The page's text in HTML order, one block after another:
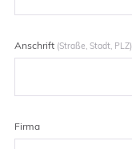
Anschrift (Straße, Stadt, PLZ)
Firma